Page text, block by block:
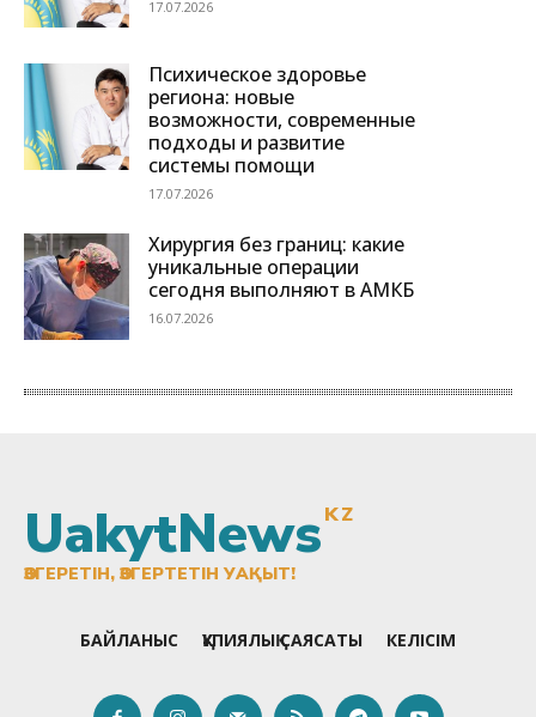
UakytNewsKZ
ӨЗГЕРЕТІН, ӨЗГЕРТЕТІН УАҚЫТ!
БАЙЛАНЫС ҚҰПИЯЛЫҚ САЯСАТЫ КЕЛІСІМ